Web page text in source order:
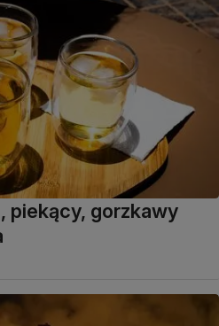
piekący, gorzkawy